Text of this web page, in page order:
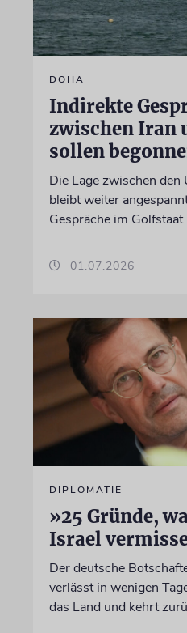
DOHA
Indirekte
zwischen Iran
sollen
Die Lage zwischen den
bleibt weiter
Gespräche im Golfstaat
01.07.2026
DIPLOMATIE
»25 Gründe,
Israel
Der deutsche
verlässt in wenigen
das Land und kehrt